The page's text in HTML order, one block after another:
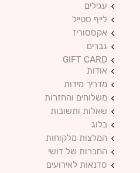
עגילים
לייף סטייל
אקססוריז
גברים
GIFT CARD
אודות
מדריך מידות
משלוחים והחזרות
שאלות ותשובות
בלוג
המלצות מלקוחות
החברות של דושי
סדנאות לאירועים